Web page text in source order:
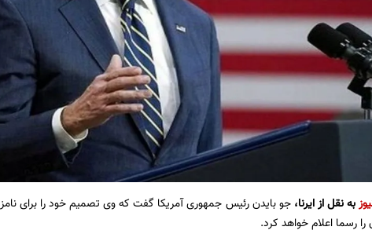
به نقل از ایرنا،
رسما اعلام خواهد کرد.